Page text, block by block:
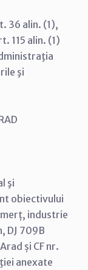
36 alin. (1),
115 alin. (1)
şi
şi
obiectivului
industrie
DJ 709B
și CF nr.
anexate